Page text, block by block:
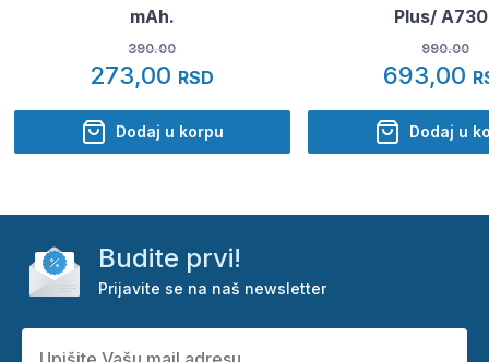
mAh.
390.00
273,00 RSD
Dodaj u korpu
Plus/
990.00
693,00
Dodaj u
Budite prvi!
Prijavite se na naš newsletter